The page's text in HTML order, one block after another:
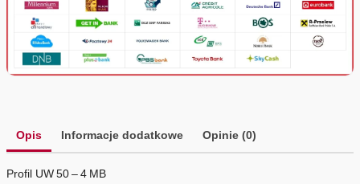
Opis Informacje dodatkowe Opinie (0)
Profil UW 50 – 4 MB